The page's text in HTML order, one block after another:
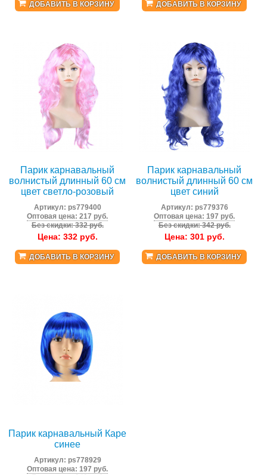
ДОБАВИТЬ В КОРЗИНУ ДОБАВИТЬ В КОРЗИНУ
Парик карнавальный
волнистый длинный 60 см
цвет светло-розовый
Артикул: ps779400
Оптовая цена: 217 руб.
Без скидки: 332 руб.
Цена: 332руб.
ДОБАВИТЬ В КОРЗИНУ
Парик карнавальный
волнистый длинный 60 см
цвет синий
Артикул: ps779376
Оптовая цена: 197 руб.
Без скидки: 342 руб.
Цена: 301руб.
ДОБАВИТЬ В КОРЗИНУ
Парик карнавальный Каре
синее
Артикул: ps778929
Оптовая цена: 197 руб.